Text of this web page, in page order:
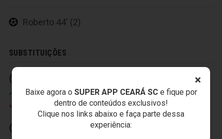
×
Baixe agora o SUPER APP CEARÁ SCe fique por
dentro de conteúdos exclusivos!
Clique nos links abaixo e faça parte dessa
experiência:
Roberto 44' (2)
SUBSTITUIÇÕES
(1) 45' (1)
Felipe Menezes
Alex Amado
Magno Alves
(3) 37' (2)